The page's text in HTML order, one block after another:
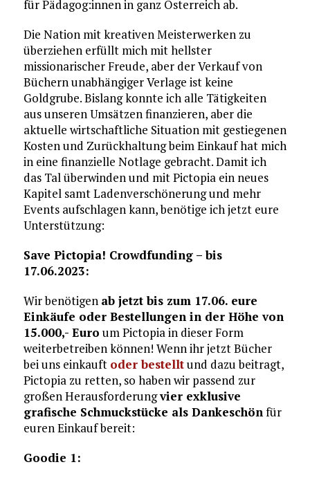
für Pädagog:innen in ganz Österreich ab.
Die Nation mit kreativen Meisterwerken zu
überziehen erfüllt mich mit hellster
missionarischer Freude, aber der Verkauf von
Büchern unabhängiger Verlage ist keine
Goldgrube. Bislang konnte ich alle Tätigkeiten
aus unseren Umsätzen finanzieren, aber die
aktuelle wirtschaftliche Situation mit gestiegenen
Kosten und Zurückhaltung beim Einkauf hat mich
in eine finanzielle Notlage gebracht. Damit ich
das Tal überwinden und mit Pictopia ein neues
Kapitel samt Ladenverschönerung und mehr
Events aufschlagen kann, benötige ich jetzt eure
Unterstützung:
Save Pictopia! Crowdfunding – bis
17.06.2023:
Wir benötigen ab jetzt bis zum 17.06. eure
Einkäufe oder Bestellungen in der Höhe von
15.000,- Euro um Pictopia in dieser Form
weiterbetreiben können! Wenn ihr jetzt Bücher
bei uns einkauft oder bestelltund dazu beitragt,
Pictopia zu retten, so haben wir passend zur
großen Herausforderungvier exklusive
grafische Schmuckstücke als Dankeschön für
euren Einkauf bereit:
Goodie 1: